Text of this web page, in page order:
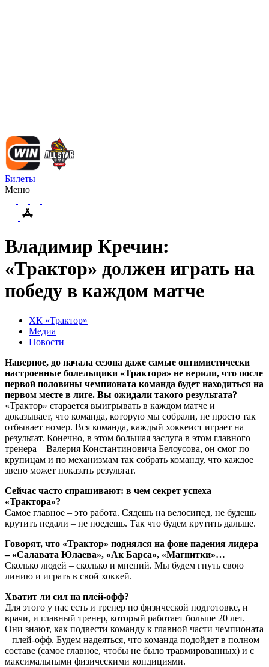
Билеты
Меню
Владимир Кречин:
«Трактор» должен играть на
победу в каждом матче
ХК «Трактор»
Медиа
Новости
Наверное, до начала сезона даже самые оптимистически
настроенные болельщики «Трактора» не верили, что после
первой половины чемпионата команда будет находиться на
первом месте в лиге. Вы ожидали такого результата?
«Трактор» старается выигрывать в каждом матче и
доказывает, что команда, которую мы собрали, не просто так
отбывает номер. Вся команда, каждый хоккеист играет на
результат. Конечно, в этом большая заслуга в этом главного
тренера – Валерия Константиновича Белоусова, он смог по
крупицам и по механизмам так собрать команду, что каждое
звено может показать результат.
Сейчас часто спрашивают: в чем секрет успеха
«Трактора»?
Самое главное – это работа. Сядешь на велосипед, не будешь
крутить педали – не поедешь. Так что будем крутить дальше.
Говорят, что «Трактор» поднялся на фоне падения лидера
– «Салавата Юлаева», «Ак Барса», «Магнитки»…
Сколько людей – сколько и мнений. Мы будем гнуть свою
линию и играть в свой хоккей.
Хватит ли сил на плей-офф?
Для этого у нас есть и тренер по физической подготовке, и
врачи, и главный тренер, который работает больше 20 лет.
Они знают, как подвести команду к главной части чемпионата
– плей-офф. Будем надеяться, что команда подойдет в полном
составе (самое главное, чтобы не было травмированных) и с
максимальными физическими кондициями.